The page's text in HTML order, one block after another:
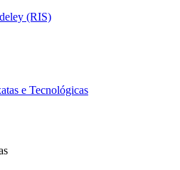
(RIS)
e Tecnológicas